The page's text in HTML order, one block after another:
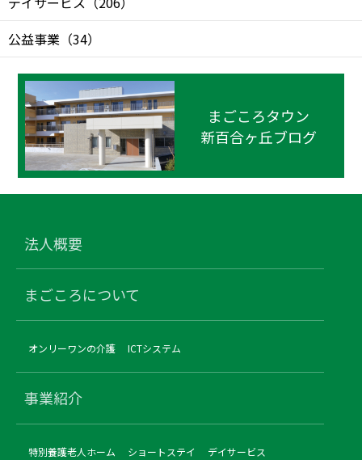
公益事業 （34）
まごころタウン
新百合ヶ丘ブログ
法人概要
まごころについて
オンリーワンの介護 ICTシステム
事業紹介
特別養護老人ホーム ショートステイ
デイサービス